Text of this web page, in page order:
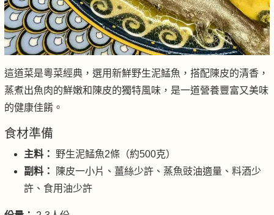
這道菜是粵菜經典，選用新鮮野生泥鯭魚，搭配陳皮的清香，
蒸煮出魚肉的鮮嫩和陳皮的獨特風味，是一道營養豐富又美味
的健康佳餚。
食材準備
主料：
野生泥鯭魚2條（約500克）
副料：
陳皮一小片、薑絲少許、蒸魚豉油適量、料酒少
許、食用油少許